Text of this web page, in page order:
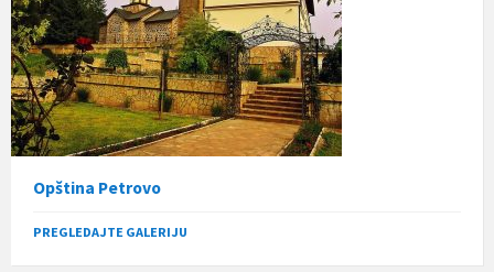
Opština Petrovo
PREGLEDAJTE GALERIJU